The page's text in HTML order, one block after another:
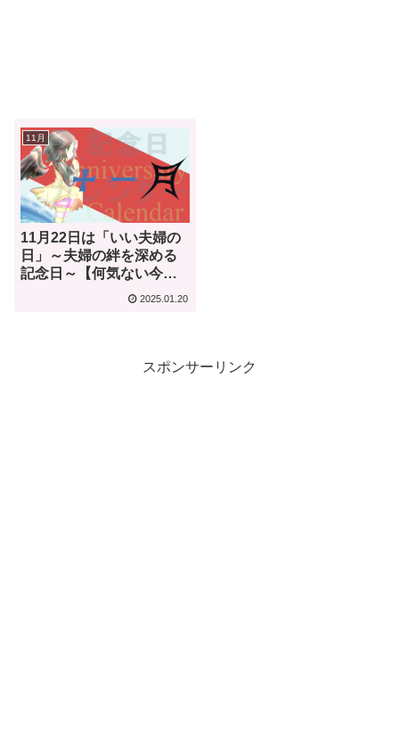
11月
11月22日は「いい夫婦の
日」～夫婦の絆を深める
記念日～【何気ない今日
2025.01.20
スポンサーリンク